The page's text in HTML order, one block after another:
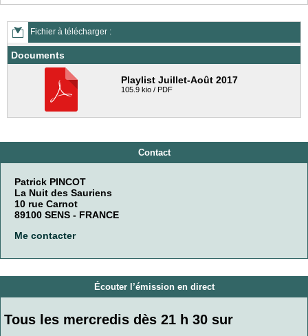
Fichier à télécharger :
Documents
Playlist Juillet-Août 2017
105.9 kio / PDF
Contact
Patrick PINCOT
La Nuit des Sauriens
10 rue Carnot
89100 SENS - FRANCE
Me contacter
Écouter l’émission en direct
Tous les mercredis dès 21 h 30 sur